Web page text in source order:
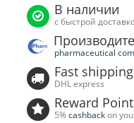
В наличии
с быстрой
pharmaceutical
Fast
DHL express
Reward
5%cashbackon